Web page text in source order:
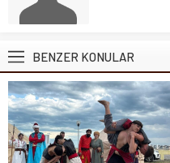
BENZER KONULAR